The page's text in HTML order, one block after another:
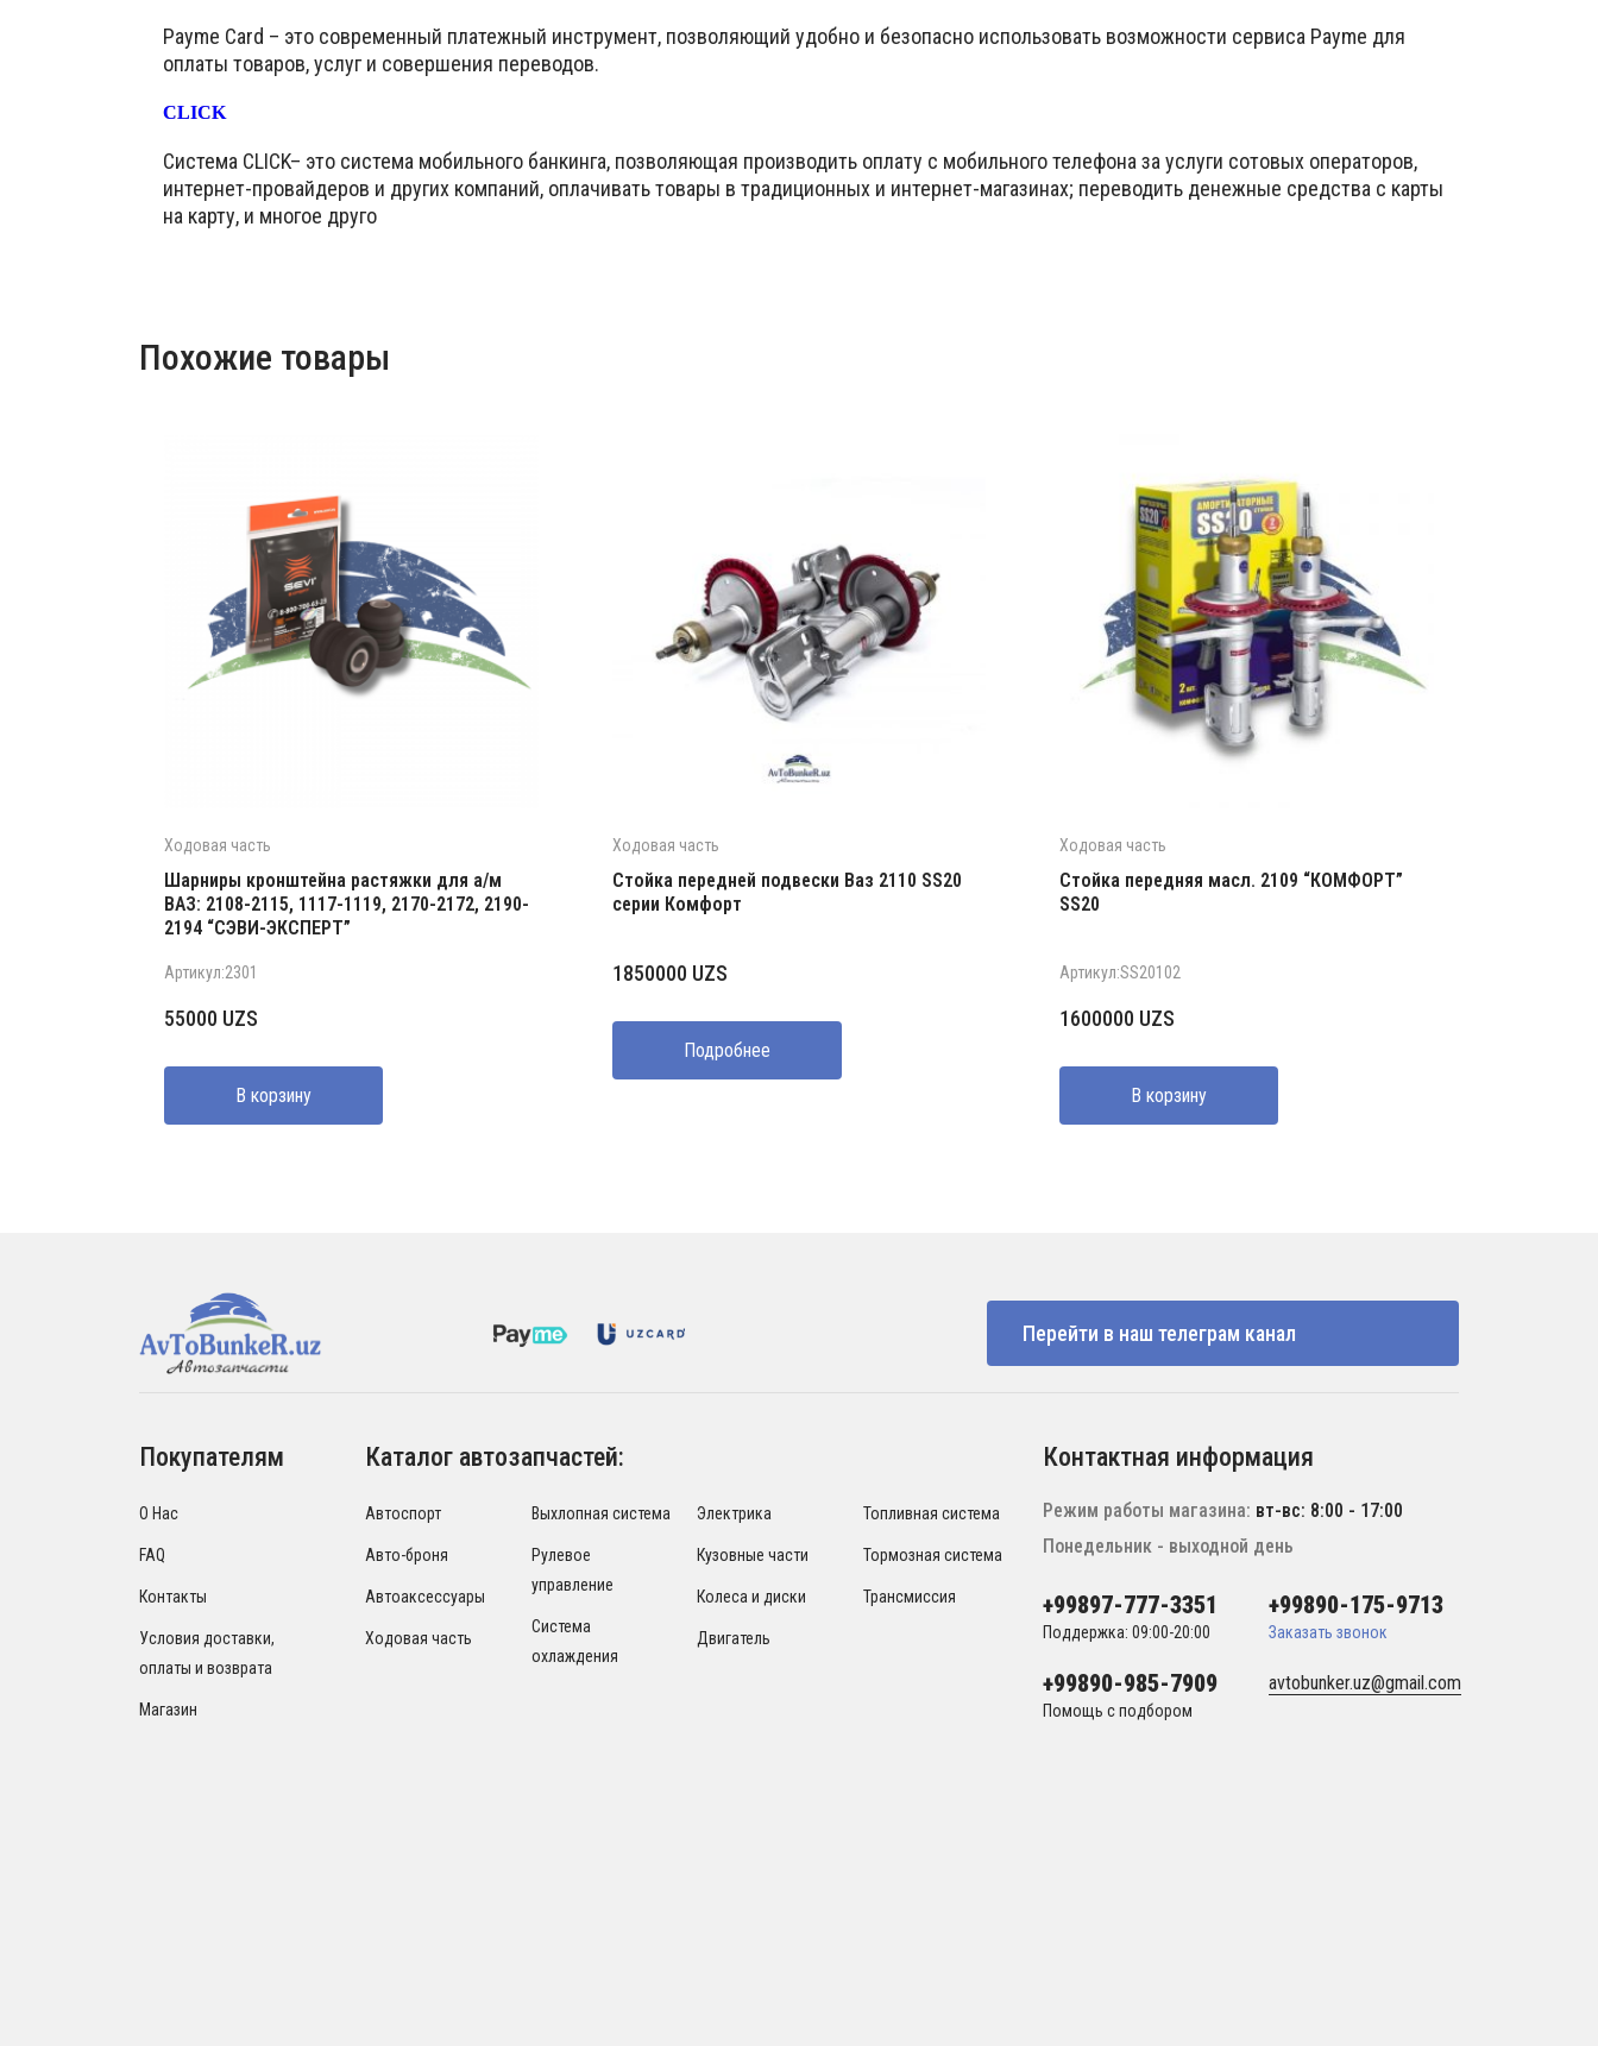
Payme Card – это современный платежный инструмент, позволяющий удобно и безопасно использовать возможности сервиса Payme для
оплаты товаров, услуг и совершения переводов.
CLICK
Система CLICK– это система мобильного банкинга, позволяющая производить оплату с мобильного телефона за услуги сотовых операторов,
интернет-провайдеров и других компаний, оплачивать товары в традиционных и интернет-магазинах; переводить денежные средства с карты
на карту, и многое друго
Похожие товары
Ходовая часть
Шарниры кронштейна растяжки для а/м
ВАЗ: 2108-2115, 1117-1119, 2170-2172, 2190-
2194 “СЭВИ-ЭКСПЕРТ”
Артикул:2301
55000 UZS
В корзину
Ходовая часть
Стойка передней подвески Ваз 2110 SS20
серии Комфорт
1850000 UZS
Подробнее
Ходовая часть
Стойка передняя масл. 2109 “КОМФОРТ”
SS20
Артикул:SS20102
1600000 UZS
В корзину
Перейти в наш телеграм канал
Покупателям
О Нас
FAQ
Контакты
Условия доставки,
оплаты и возврата
Магазин
Каталог автозапчастей:
Автоспорт
Авто-броня
Автоаксессуары
Ходовая часть
Выхлопная система
Рулевое
управление
Система
охлаждения
Электрика
Кузовные части
Колеса и диски
Двигатель
Топливная система
Тормозная система
Трансмиссия
Контактная информация
Режим работы магазина: вт-вс: 8:00 - 17:00
Понедельник - выходной день
+99897-777-3351
Поддержка: 09:00-20:00
+99890-175-9713
Заказать звонок
+99890-985-7909
Помощь с подбором
avtobunker.uz@gmail.com